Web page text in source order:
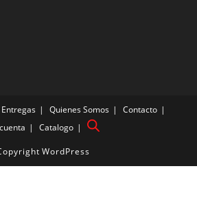
Entregas Quienes Somos
Contacto
Catalogo
WordPress